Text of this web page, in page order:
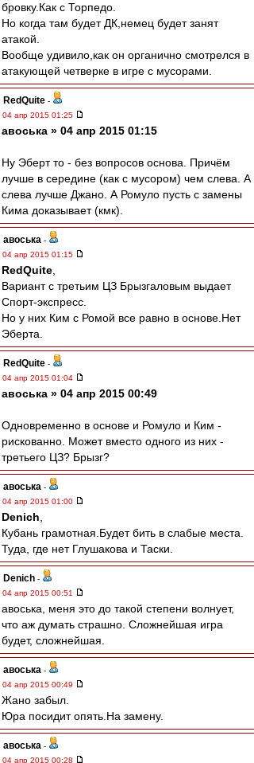
бровку.Как с Торпедо.
Но когда там будет ДК,немец будет занят
атакой.
Вообще удивило,как он органично смотрелся в
атакующей четверке в игре с мусорами.
RedQuite -
04 апр 2015 01:25
авоська » 04 апр 2015 01:15
Ну Эберт то - без вопросов основа. Причём
лучше в середине (как с мусором) чем слева. А
слева лучше Джано. А Ромуло пусть с замены
Кима доказывает (кмк).
авоська -
04 апр 2015 01:15
RedQuite
Вариант с третьим ЦЗ Брызгаловым выдает
Спорт-экспресс.
Но у них Ким с Ромой все равно в основе.Нет
Эберта.
RedQuite -
04 апр 2015 01:04
авоська » 04 апр 2015 00:49
Одновременно в основе и Ромуло и Ким -
рискованно. Может вместо одного из них -
третьего ЦЗ? Брызг?
авоська -
04 апр 2015 01:00
Denich
Кубань грамотная.Будет бить в слабые места.
Туда, где нет Глушакова и Таски.
Denich -
04 апр 2015 00:51
авоська, меня это до такой степени волнует,
что аж думать страшно. Сложнейшая игра
будет, сложнейшая.
авоська -
04 апр 2015 00:49
Жано забыл.
Юра посидит опять.На замену.
авоська -
04 апр 2015 00:28